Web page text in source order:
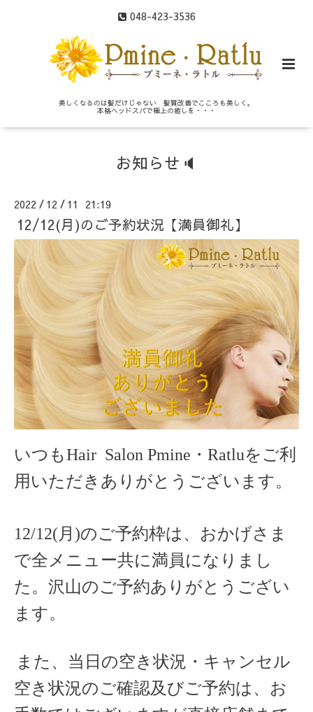
048-423-3536
美しくなるのは髪だけじゃない 髪質改善でこころも美しく。
本格ヘッドスパで極上の癒しを・・・
お知らせ🔈
2022 / 12 / 11 21:19
12/12(月)のご予約状況【満員御礼】
いつもHair Salon Pmine・Ratluをご利
用いただきありがとうございます。
12/12(月)のご予約枠は、おかげさま
で全メニュー共に満員になりまし
た。沢山のご予約ありがとうござい
ます。
また、当日の空き状況・キャンセル
空き状況のご確認及びご予約は、お